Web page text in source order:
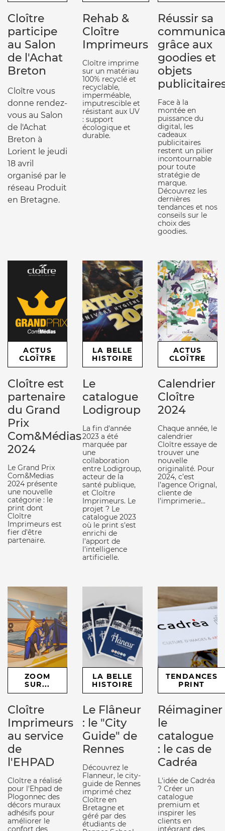
Cloître
participe
au Salon
de l'Achat
Breton
Cloître vous
donne rendez-
vous au Salon
de l'Achat
Breton à
Lorient le jeudi
18 avril
organisé par le
réseau Produit
en Bretagne.
Rehab &
Cloître
Imprimeurs
Cloître imprime
sur un matériau
100% recyclé et
recyclable,
imperméable,
imputrescible et
résistant aux UV
: support
écologique et
durable.
Réussir sa
grâce aux
goodies et
objets
Face à la
montée en
puissance du
digital, les
cadeaux
publicitaires
restent un pilier
incontournable
pour toute
stratégie de
marque.
Découvrez les
dernières
tendances et nos
conseils sur le
choix des
goodies.
ACTUS
CLOÎTRE
Cloître est
partenaire
du Grand
Prix
Com&Médias
2024
Le Grand Prix
Com&Medias
2024 présente
une nouvelle
catégorie : le
print dont
Cloître
Imprimeurs est
fier d'être
partenaire.
LA BELLE
HISTOIRE
Le
catalogue
Lodigroup
La fin d'année
2023 a été
marquée par
une
collaboration
entre Lodigroup,
acteur de la
santé publique,
et Cloître
Imprimeurs. Le
projet ? Le
catalogue 2023
où le print s'est
enrichi de
l'apport de
l'intelligence
artificielle.
ACTUS
CLOÎTRE
Calendrier
Cloître
2024
Chaque année, le
calendrier
Cloître essaye de
trouver une
nouvelle
originalité. Pour
2024, c’est
l’agence Orignal,
cliente de
l'imprimerie...
ZOOM
SUR...
Cloître
Imprimeurs
au service
de
l'EHPAD
Cloître a réalisé
pour l'Ehpad de
Plogonnec des
décors muraux
adhésifs pour
améliorer le
confort des
LA BELLE
HISTOIRE
Le Flâneur
: le "City
Guide" de
Rennes
Découvrez le
Flanneur, le city-
guide de Rennes
imprimé chez
Cloître en
Bretagne et
géré par des
étudiants de
TENDANCES
PRINT
Réimaginer
le
catalogue
: le cas de
Cadréa
L'idée de Cadréa
? Créer un
catalogue
premium et
inspirer les
clients en
intégrant des